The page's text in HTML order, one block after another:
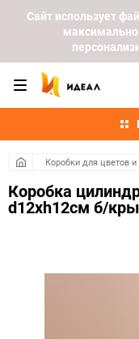
Cайт использует
Коробки для цветов
Коробка
d12хh12см б/